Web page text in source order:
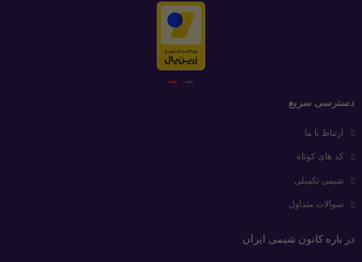
دسترسی سریع
ارتباط با ما
کد های کوتاه
شیمی تکمیلی
سوالات متداول
در باره کانون شیمی ایران